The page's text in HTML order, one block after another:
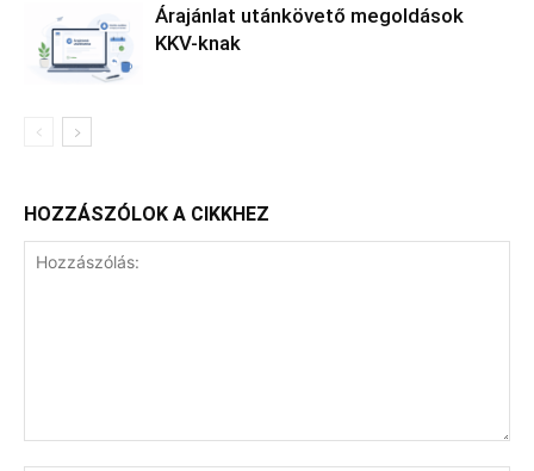
Árajánlat utánkövető megoldások
KKV-knak
HOZZÁSZÓLOK A CIKKHEZ